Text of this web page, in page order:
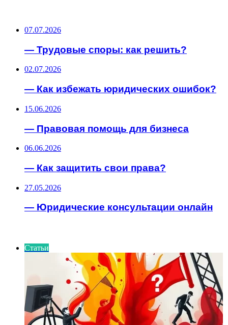
07.07.2026
— Трудовые споры: как решить?
02.07.2026
— Как избежать юридических ошибок?
15.06.2026
— Правовая помощь для бизнеса
06.06.2026
— Как защитить свои права?
27.05.2026
— Юридические консультации онлайн
Статьи